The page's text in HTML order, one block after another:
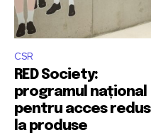
CSR
RED Society:
programul național
pentru acces redus
la produse